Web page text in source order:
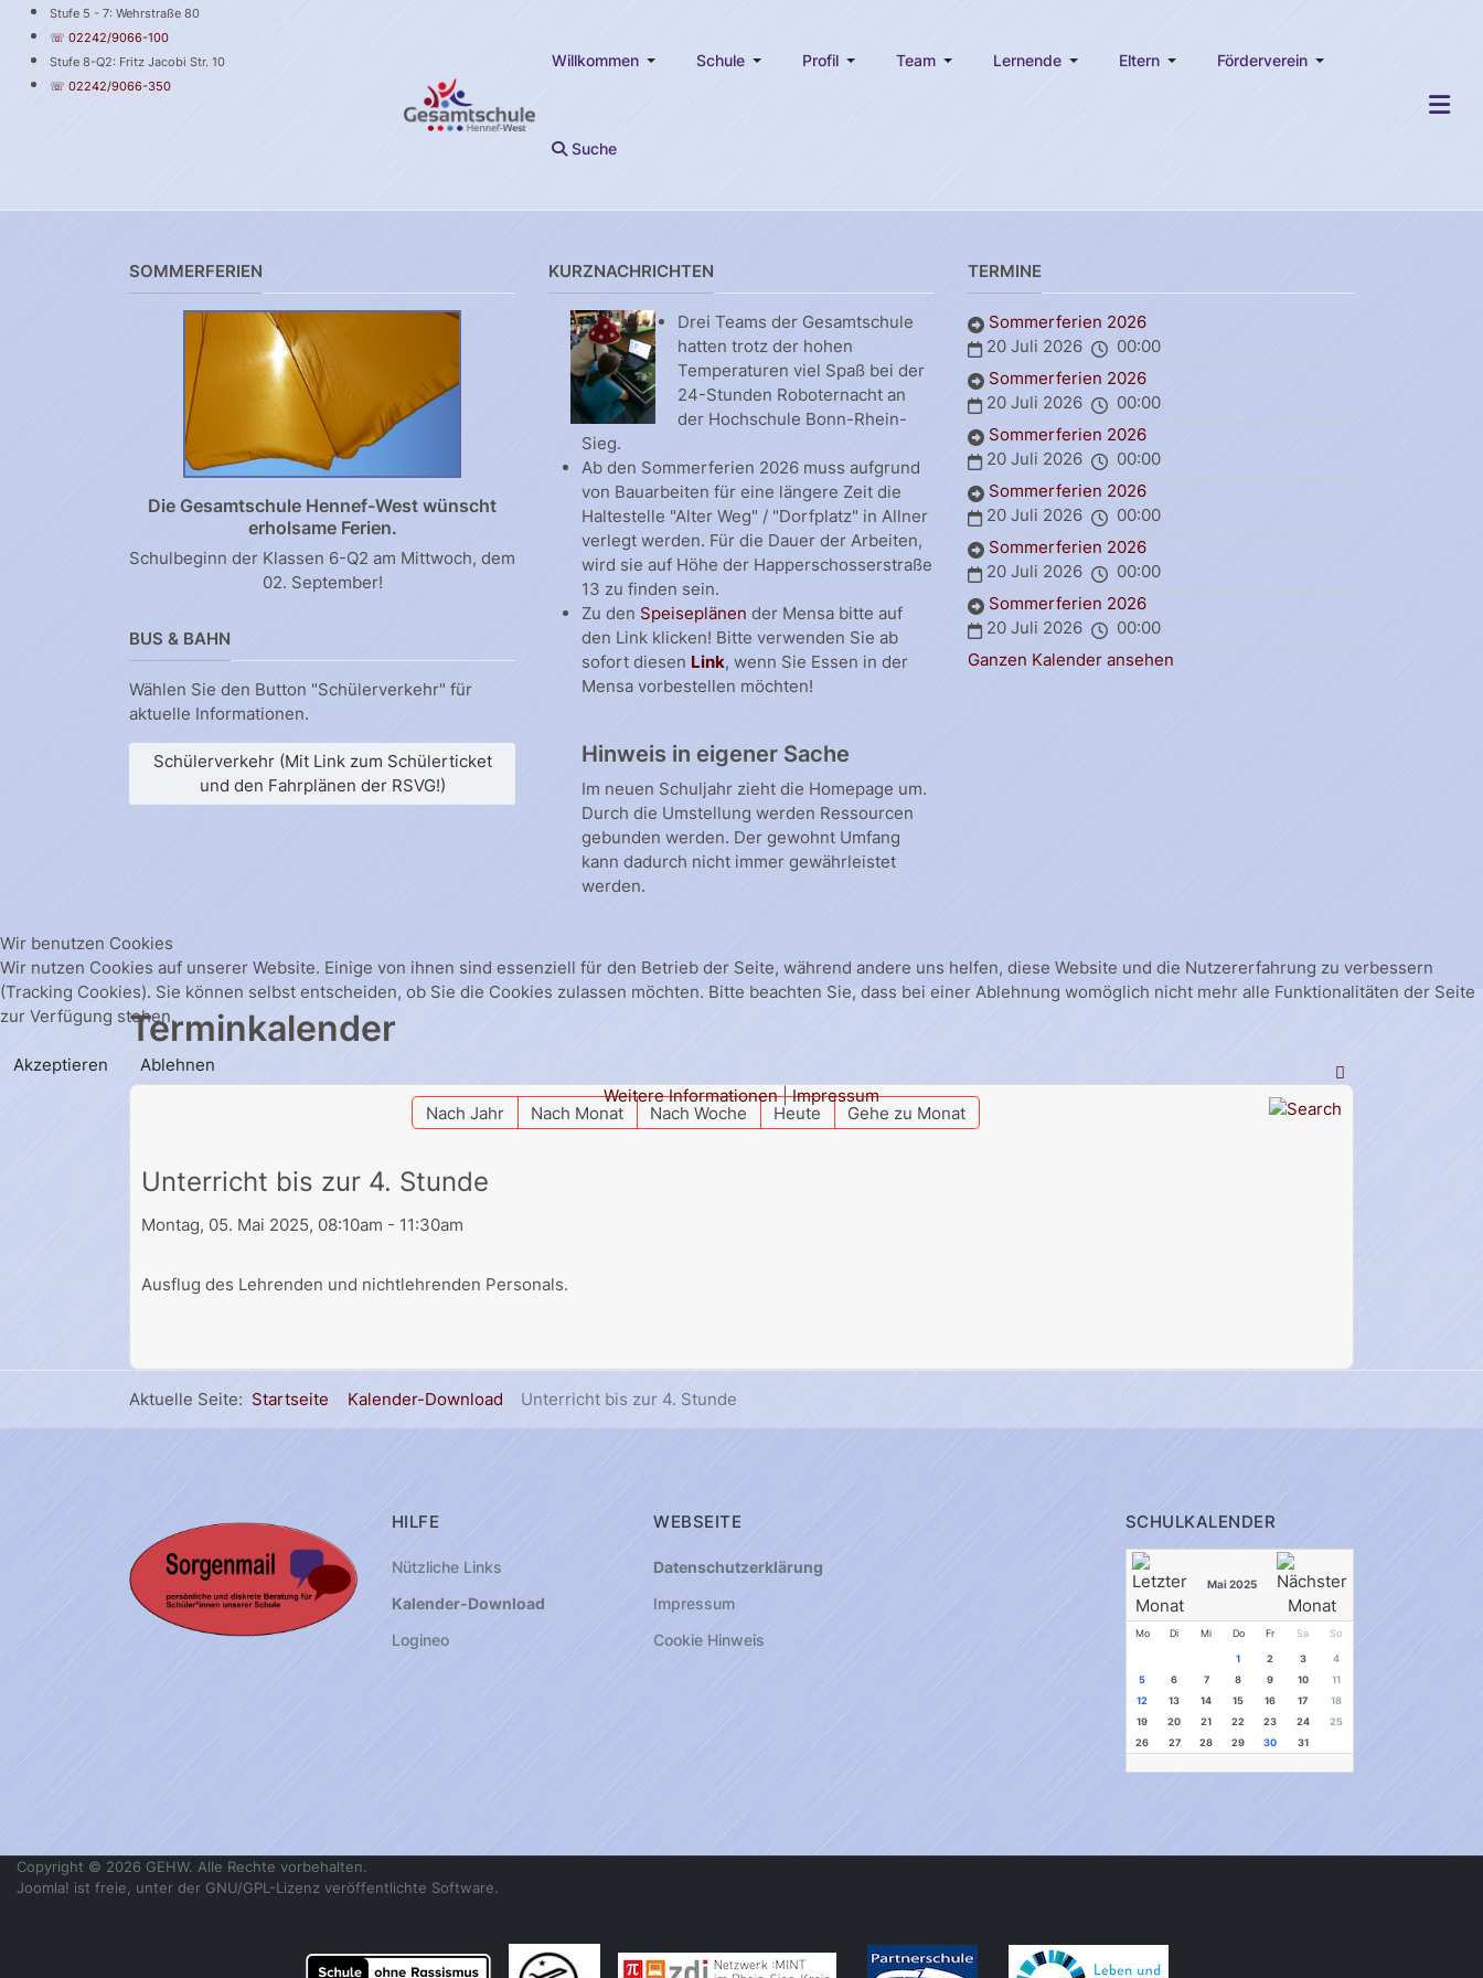
Stufe 5 - 7: Wehrstraße 80
☏ 02242/9066-100
Stufe 8-Q2: Fritz Jacobi Str. 10
☏ 02242/9066-350
Willkommen Schule Profil Team Lernende Eltern Förderverein
Suche
SOMMERFERIEN
Die Gesamtschule Hennef-West wünscht
erholsame Ferien.
Schulbeginn der Klassen 6-Q2 am Mittwoch, dem
02. September!
BUS & BAHN
Wählen Sie den Button "Schülerverkehr" für
aktuelle Informationen.
Schülerverkehr (Mit Link zum Schülerticket
und den Fahrplänen der RSVG!)
KURZNACHRICHTEN
Drei Teams der Gesamtschule
hatten trotz der hohen
Temperaturen viel Spaß bei der
24-Stunden Roboternacht an
der Hochschule Bonn-Rhein-
Sieg.
Ab den Sommerferien 2026 muss aufgrund
von Bauarbeiten für eine längere Zeit die
Haltestelle "Alter Weg" / "Dorfplatz" in Allner
verlegt werden. Für die Dauer der Arbeiten,
wird sie auf Höhe der Happerschosserstraße
13 zu finden sein.
Zu den Speiseplänen der Mensa bitte auf
den Link klicken! Bitte verwenden Sie ab
sofort diesen Link, wenn Sie Essen in der
Mensa vorbestellen möchten!
Hinweis in eigener Sache
Im neuen Schuljahr zieht die Homepage um.
Durch die Umstellung werden Ressourcen
gebunden werden. Der gewohnt Umfang
kann dadurch nicht immer gewährleistet
werden.
TERMINE
Sommerferien 2026
20 Juli 2026
00:00
Sommerferien 2026
20 Juli 2026
00:00
Sommerferien 2026
20 Juli 2026
00:00
Sommerferien 2026
20 Juli 2026
00:00
Sommerferien 2026
20 Juli 2026
00:00
Sommerferien 2026
20 Juli 2026
00:00
Ganzen Kalender ansehen
Terminkalender
Nach Jahr Nach Monat Nach Woche Heute Gehe zu Monat
Unterricht bis zur 4. Stunde
Montag, 05. Mai 2025, 08:10am - 11:30am
Ausflug des Lehrenden und nichtlehrenden Personals.
Aktuelle Seite: Startseite Kalender-Download Unterricht bis zur 4. Stunde
HILFE
Nützliche Links
Kalender-Download
Logineo
WEBSEITE
Datenschutzerklärung
Impressum
Cookie Hinweis
SCHULKALENDER
Mai 2025
Mo Di Mi Do Fr Sa So
1 2 3
4
5
6 7 8 9 10
11
12
13 14 15 16 17
18
19
20 21 22 23 24
25
26
27 28 29 30 31
Copyright © 2026 GEHW. Alle Rechte vorbehalten.
Joomla! ist freie, unter der GNU/GPL-Lizenz veröffentlichte Software.
Wir benutzen Cookies
Wir nutzen Cookies auf unserer Website. Einige von ihnen sind essenziell für den Betrieb der Seite, während andere uns helfen, diese Website und die Nutzererfahrung zu verbessern
(Tracking Cookies). Sie können selbst entscheiden, ob Sie die Cookies zulassen möchten. Bitte beachten Sie, dass bei einer Ablehnung womöglich nicht mehr alle Funktionalitäten der Seite
zur Verfügung stehen.
Akzeptieren
Ablehnen
Weitere Informationen|Impressum